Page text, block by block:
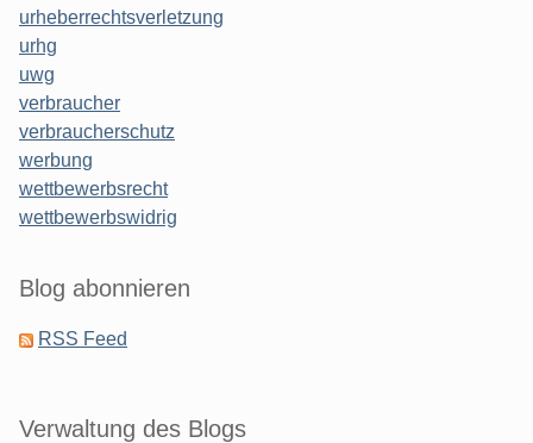
urheberrechtsverletzung
urhg
uwg
verbraucher
verbraucherschutz
werbung
wettbewerbsrecht
wettbewerbswidrig
Blog abonnieren
RSS Feed
Verwaltung des Blogs